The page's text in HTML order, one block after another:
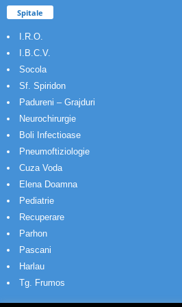
Spitale
I.R.O.
I.B.C.V.
Socola
Sf. Spiridon
Padureni – Grajduri
Neurochirurgie
Boli Infectioase
Pneumoftiziologie
Cuza Voda
Elena Doamna
Pediatrie
Recuperare
Parhon
Pascani
Harlau
Tg. Frumos